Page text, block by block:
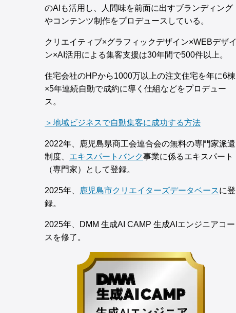
のAIも活用し、人間味を前面に出すブランディング
やコンテンツ制作をプロデュースしている。
クリエイティブ×グラフィックデザイン×WEBデザイ
ン×AI活用による集客支援は30年間で500件以上。
住宅会社のHPから1000万以上の注文住宅を年に6棟
×5年連続自動で成約に導く仕組などをプロデュー
ス。
＞地域ビジネスで自動集客に成功する方法
2022年、鹿児島県商工会連合会の無料の専門家派遣
制度、 エキスパートバンク事業に係るエキスパート
（専門家）として登録。
2025年、 鹿児島市クリエイターズデータベースに登
録。
2025年、DMM 生成AI CAMP 生成AIエンジニアコー
スを修了。